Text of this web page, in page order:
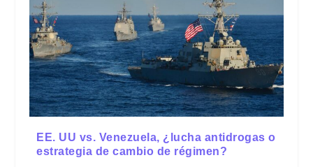
EE. UU vs. Venezuela, ¿lucha antidrogas o
estrategia de cambio de régimen?